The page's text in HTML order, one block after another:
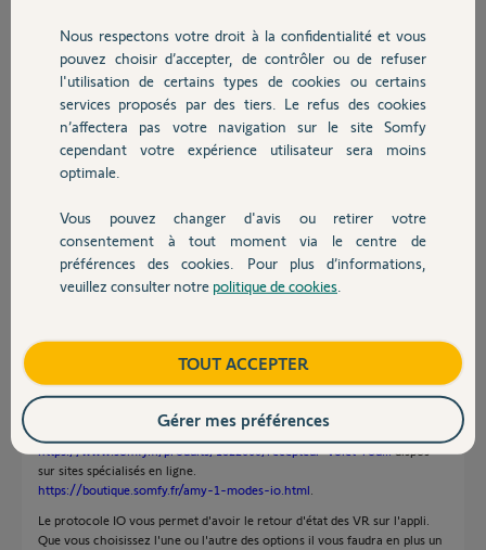
Chauffage
Autres produits
Devis avec un pro
Contact
commande de remplacement ?
En vous remerciant par avance.
Véronique R.
il y a 10 mois
Participer au fil de discussion
Réponses
connectés.
Soit vous changez les moteurs de VR qui est la meilleure solution si vos
moteurs actuels ont plus de 20 ans.https://boutique.somfy.fr/kit-de-
remplacement-pour-moteur...
Soit vous posez sur chaque VR un récepteur Izymo IO et un Amy IO.
https://www.somfy.fr/produits/1822660/recepteur-volet-rou...dispos
sur sites spécialisés en ligne.
https://boutique.somfy.fr/amy-1-modes-io.html
Le protocole IO vous permet d'avoir le retour d'état des VR sur l'appli.
Que vous choisissez l'une ou l'autre des options il vous faudra en plus un
Nous respectons votre droit à la confidentialité et vous
pouvez choisir d’accepter, de contrôler ou de refuser
l'utilisation de certains types de cookies ou certains
services proposés par des tiers. Le refus des cookies
n’affectera pas votre navigation sur le site Somfy
cependant votre expérience utilisateur sera moins
optimale.
Vous pouvez changer d'avis ou retirer votre
consentement à tout moment via le centre de
préférences des cookies. Pour plus d’informations,
veuillez consulter notre politique de cookies
TOUT ACCEPTER
Gérer mes préférences